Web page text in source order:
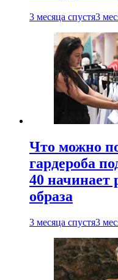
3 месяца спустя3
Что можно
гардероба
40 начинает
образа
3 месяца спустя3